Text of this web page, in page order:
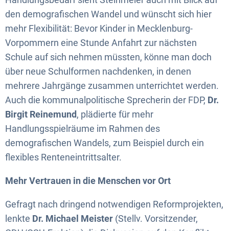
den demografischen Wandel und wünscht sich hier
mehr Flexibilität: Bevor Kinder in Mecklenburg-
Vorpommern eine Stunde Anfahrt zur nächsten
Schule auf sich nehmen müssten, könne man doch
über neue Schulformen nachdenken, in denen
mehrere Jahrgänge zusammen unterrichtet werden.
Auch die kommunalpolitische Sprecherin der FDP, Dr.
Birgit Reinemund, plädierte für mehr
Handlungsspielräume im Rahmen des
demografischen Wandels, zum Beispiel durch ein
flexibles Renteneintrittsalter.
Mehr Vertrauen in die Menschen vor Ort
Gefragt nach dringend notwendigen Reformprojekten,
lenkte Dr. Michael Meister (Stellv. Vorsitzender,